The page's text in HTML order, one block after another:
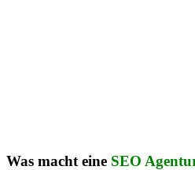
Was macht eine SEO